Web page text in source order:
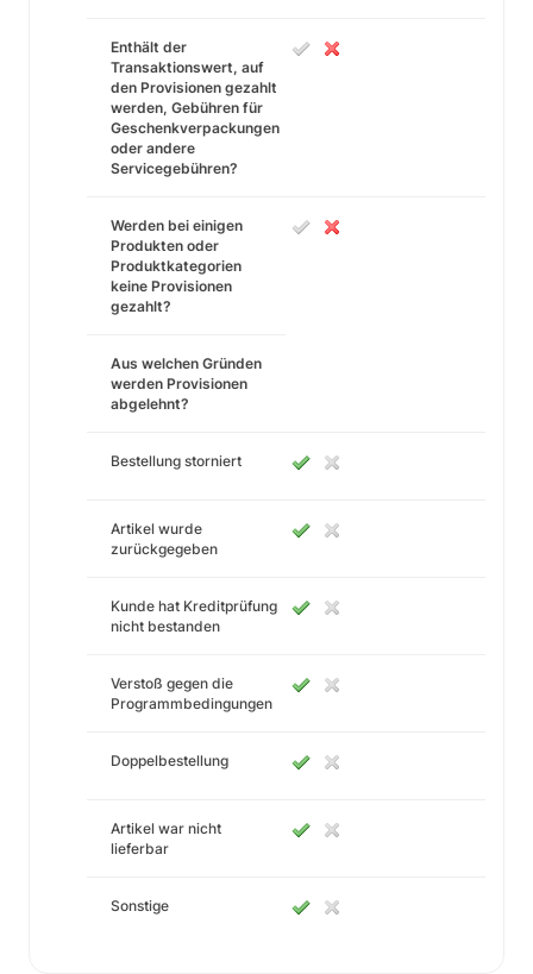
Enthält der
Transaktionswert, auf
den Provisionen gezahlt
werden, Gebühren für
Geschenkverpackungen
oder andere
Servicegebühren?
Werden bei einigen
Produkten oder
Produktkategorien
keine Provisionen
gezahlt?
Aus welchen Gründen
werden Provisionen
abgelehnt?
Bestellung storniert
Artikel wurde
zurückgegeben
Kunde hat Kreditprüfung
nicht bestanden
Verstoß gegen die
Programmbedingungen
Doppelbestellung
Artikel war nicht
lieferbar
Sonstige